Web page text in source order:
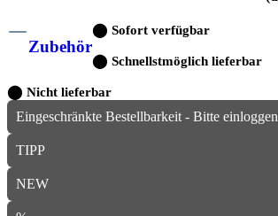
Zubehör
⬤ Sofort verfügbar
⬤ Schnellstmöglich lieferbar
⬤ Nicht lieferbar
Eingeschränkte Bestellbarkeit - Bitte einloggen
TIPP
NEW